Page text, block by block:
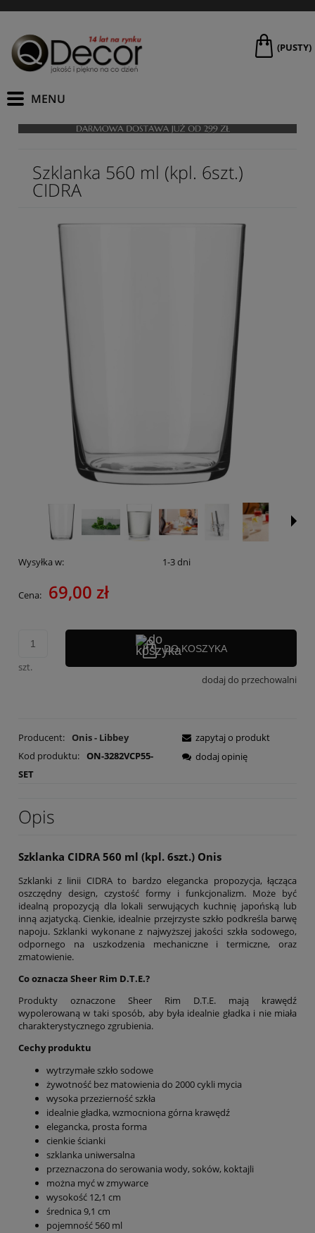
(PUSTY)
Szklanka 560 ml (kpl. 6szt.)
CIDRA
Wysyłka w: 1-3 dni
Cena: 69,00 zł
szt.
DO KOSZYKA
dodaj do przechowalni
Producent: Onis - Libbey
Kod produktu: ON-3282VCP55-
SET
zapytaj o produkt
dodaj opinię
Opis
Szklanka CIDRA 560 ml (kpl. 6szt.) Onis
Szklanki z linii CIDRA to bardzo elegancka propozycja, łącząca
oszczędny design, czystość formy i funkcjonalizm. Może być
idealną propozycją dla lokali serwujących kuchnię japońską lub
inną azjatycką. Cienkie, idealnie przejrzyste szkło podkreśla barwę
napoju. Szklanki wykonane z najwyższej jakości szkła sodowego,
odpornego na uszkodzenia mechaniczne i termiczne, oraz
zmatowienie.
Co oznacza Sheer Rim D.T.E.?
Produkty oznaczone Sheer Rim D.T.E. mają krawędź
wypolerowaną w taki sposób, aby była idealnie gładka i nie miała
charakterystycznego zgrubienia.
Cechy produktu
wytrzymałe szkło sodowe
żywotność bez matowienia do 2000 cykli mycia
wysoka przezierność szkła
idealnie gładka, wzmocniona górna krawędź
elegancka, prosta forma
cienkie ścianki
szklanka uniwersalna
przeznaczona do serowania wody, soków, koktajli
można myć w zmywarce
wysokość 12,1 cm
średnica 9,1 cm
pojemność 560 ml